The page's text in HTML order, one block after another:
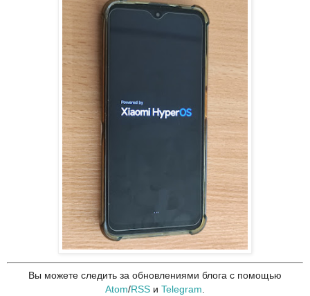
Вы можете следить за обновлениями блога с помощью
Atom/RSS и Telegram.